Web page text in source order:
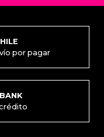
por pagar